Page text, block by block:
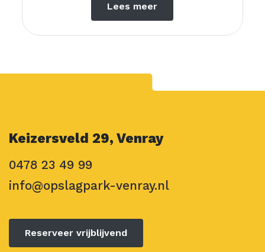
Lees meer
Keizersveld 29, Venray
0478 23 49 99
info@opslagpark-venray.nl
Reserveer vrijblijvend